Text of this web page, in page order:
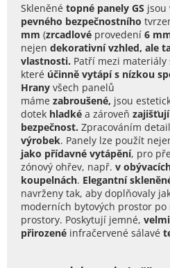
Skleněné topné panely GS jsou
pevného bezpečnostního
mm (zrcadlové provedení 6
nejen dekorativní vzhled, ale
vlastnosti. Patří mezi
které účinně vytápí s nízkou
Hrany všech panelů
máme zabroušené, jsou
dotek hladké a zároveň zajišťují
bezpečnost. Zpracováním
výrobek. Panely lze použít
jako přídavné vytápění, pro
zónový ohřev, např. v
koupelnách. Elegantní
navrženy tak, aby doplňovaly
moderních bytových prostor
prostory. Poskytují jemné,
přirozené infračervené sálavé